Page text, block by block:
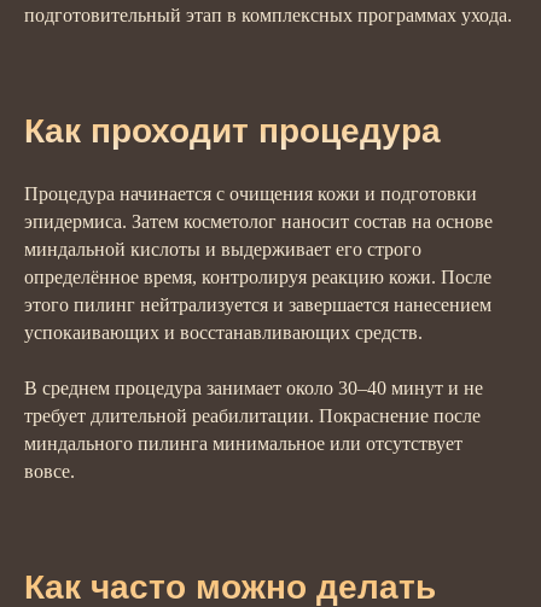
подготовительный этап в комплексных программах ухода.
Как проходит процедура
Процедура начинается с очищения кожи и подготовки
эпидермиса. Затем косметолог наносит состав на основе
миндальной кислоты и выдерживает его строго
определённое время, контролируя реакцию кожи. После
этого пилинг нейтрализуется и завершается нанесением
успокаивающих и восстанавливающих средств.
В среднем процедура занимает около 30–40 минут и не
требует длительной реабилитации. Покраснение после
миндального пилинга минимальное или отсутствует
вовсе.
Как часто можно делать